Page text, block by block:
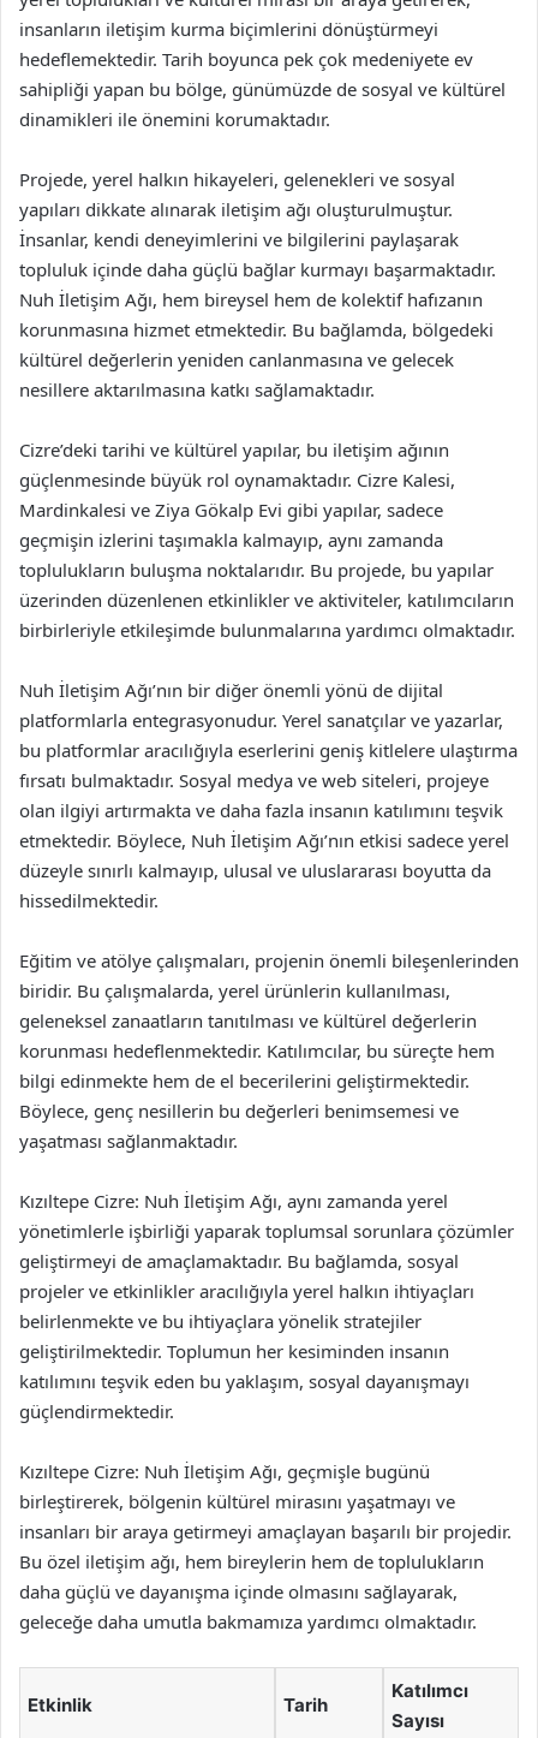
insanların iletişim kurma biçimlerini dönüştürmeyi
hedeflemektedir. Tarih boyunca pek çok medeniyete ev
sahipliği yapan bu bölge, günümüzde de sosyal ve kültürel
dinamikleri ile önemini korumaktadır.
Projede, yerel halkın hikayeleri, gelenekleri ve sosyal
yapıları dikkate alınarak iletişim ağı oluşturulmuştur.
İnsanlar, kendi deneyimlerini ve bilgilerini paylaşarak
topluluk içinde daha güçlü bağlar kurmayı başarmaktadır.
Nuh İletişim Ağı, hem bireysel hem de kolektif hafızanın
korunmasına hizmet etmektedir. Bu bağlamda, bölgedeki
kültürel değerlerin yeniden canlanmasına ve gelecek
nesillere aktarılmasına katkı sağlamaktadır.
Cizre’deki tarihi ve kültürel yapılar, bu iletişim ağının
güçlenmesinde büyük rol oynamaktadır. Cizre Kalesi,
Mardinkalesi ve Ziya Gökalp Evi gibi yapılar, sadece
geçmişin izlerini taşımakla kalmayıp, aynı zamanda
toplulukların buluşma noktalarıdır. Bu projede, bu yapılar
üzerinden düzenlenen etkinlikler ve aktiviteler, katılımcıların
birbirleriyle etkileşimde bulunmalarına yardımcı olmaktadır.
Nuh İletişim Ağı’nın bir diğer önemli yönü de dijital
platformlarla entegrasyonudur. Yerel sanatçılar ve yazarlar,
bu platformlar aracılığıyla eserlerini geniş kitlelere ulaştırma
fırsatı bulmaktadır. Sosyal medya ve web siteleri, projeye
olan ilgiyi artırmakta ve daha fazla insanın katılımını teşvik
etmektedir. Böylece, Nuh İletişim Ağı’nın etkisi sadece yerel
düzeyle sınırlı kalmayıp, ulusal ve uluslararası boyutta da
hissedilmektedir.
Eğitim ve atölye çalışmaları, projenin önemli bileşenlerinden
biridir. Bu çalışmalarda, yerel ürünlerin kullanılması,
geleneksel zanaatların tanıtılması ve kültürel değerlerin
korunması hedeflenmektedir. Katılımcılar, bu süreçte hem
bilgi edinmekte hem de el becerilerini geliştirmektedir.
Böylece, genç nesillerin bu değerleri benimsemesi ve
yaşatması sağlanmaktadır.
Kızıltepe Cizre: Nuh İletişim Ağı, aynı zamanda yerel
yönetimlerle işbirliği yaparak toplumsal sorunlara çözümler
geliştirmeyi de amaçlamaktadır. Bu bağlamda, sosyal
projeler ve etkinlikler aracılığıyla yerel halkın ihtiyaçları
belirlenmekte ve bu ihtiyaçlara yönelik stratejiler
geliştirilmektedir. Toplumun her kesiminden insanın
katılımını teşvik eden bu yaklaşım, sosyal dayanışmayı
güçlendirmektedir.
Kızıltepe Cizre: Nuh İletişim Ağı, geçmişle bugünü
birleştirerek, bölgenin kültürel mirasını yaşatmayı ve
insanları bir araya getirmeyi amaçlayan başarılı bir projedir.
Bu özel iletişim ağı, hem bireylerin hem de toplulukların
daha güçlü ve dayanışma içinde olmasını sağlayarak,
geleceğe daha umutla bakmamıza yardımcı olmaktadır.
Etkinlik Tarih
Katılımcı
Sayısı